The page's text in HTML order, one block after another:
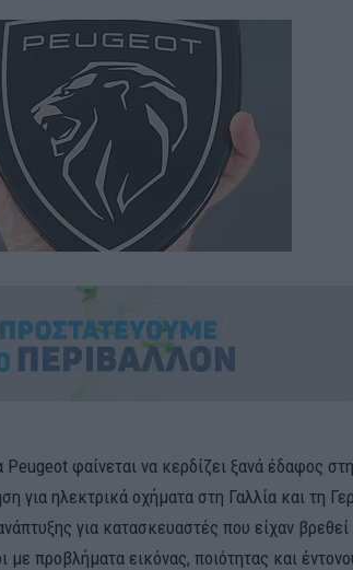
Peugeot φαίνεται να κερδίζει ξανά έδαφος
για ηλεκτρικά οχήματα στη Γαλλία και τη
για κατασκευαστές που είχαν βρεθεί
με προβλήματα εικόνας, ποιότητας και